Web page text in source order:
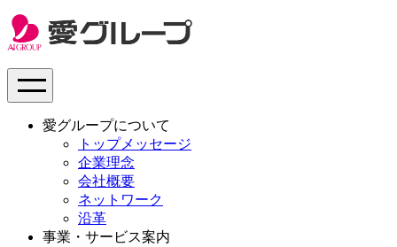
愛グループについて
トップメッセージ
企業理念
会社概要
ネットワーク
沿革
事業・サービス案内